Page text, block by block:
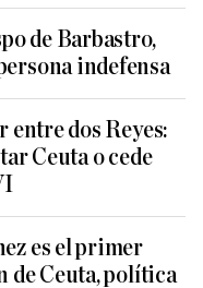
de Barbastro,
indefensa
entre dos Reyes:
Ceuta o cede
es el primer
de Ceuta, política